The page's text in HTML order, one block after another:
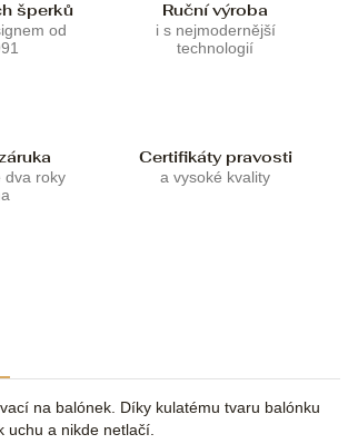
šperků
od
Ruční výroba
i s nejmodernější
technologií
dva roky
Certifikáty pravosti
a vysoké kvality
na balónek. Díky kulatému tvaru balónku
uchu a nikde netlačí.